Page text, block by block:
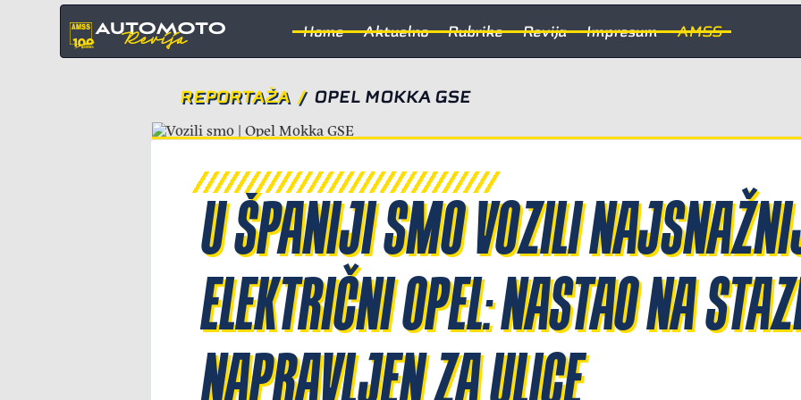
Home Aktuelno Rubrike Revija Impresum AMSS
REPORTAŽA / OPEL MOKKA GSE
U ŠPANIJI SMO VOZILI
ELEKTRIČNI OPEL: NASTAO NA
NAPRAVLJEN ZA ULICE